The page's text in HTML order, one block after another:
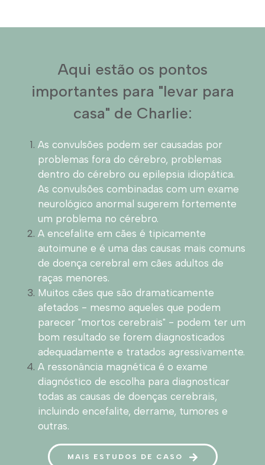
Aqui estão os pontos
importantes para "levar para
casa" de Charlie:
As convulsões podem ser causadas por
problemas fora do cérebro, problemas
dentro do cérebro ou epilepsia idiopática.
As convulsões combinadas com um exame
neurológico anormal sugerem fortemente
um problema no cérebro.
A encefalite em cães é tipicamente
autoimune e é uma das causas mais comuns
de doença cerebral em cães adultos de
raças menores.
Muitos cães que são dramaticamente
afetados - mesmo aqueles que podem
parecer "mortos cerebrais" - podem ter um
bom resultado se forem diagnosticados
adequadamente e tratados agressivamente.
A ressonância magnética é o exame
diagnóstico de escolha para diagnosticar
todas as causas de doenças cerebrais,
incluindo encefalite, derrame, tumores e
outras.
MAIS ESTUDOS DE CASO